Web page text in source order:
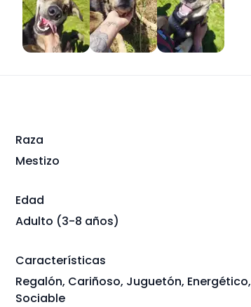
Raza
Mestizo
Edad
Adulto (3-8 años)
Características
Regalón, Cariñoso, Juguetón, Energético,
Sociable